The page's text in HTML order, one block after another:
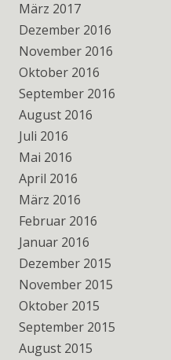
März 2017
Dezember 2016
November 2016
Oktober 2016
September 2016
August 2016
Juli 2016
Mai 2016
April 2016
März 2016
Februar 2016
Januar 2016
Dezember 2015
November 2015
Oktober 2015
September 2015
August 2015